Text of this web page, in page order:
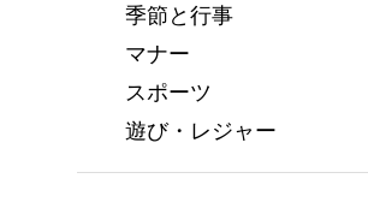
季節と行事
マナー
スポーツ
遊び・レジャー